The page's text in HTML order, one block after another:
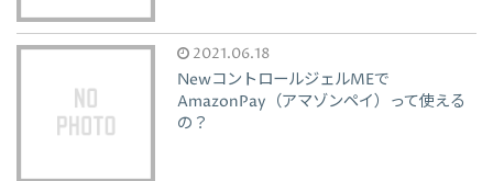
2021.06.18
NewコントロールジェルMEで
AmazonPay（アマゾンペイ）って使える
の？